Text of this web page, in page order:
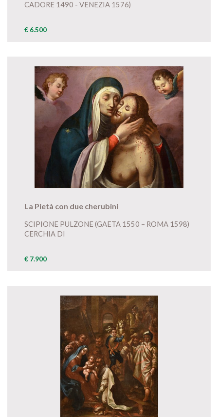
CADORE 1490 - VENEZIA 1576)
€ 6.500
La Pietà con due cherubini
SCIPIONE PULZONE (GAETA 1550 – ROMA 1598)
CERCHIA DI
€ 7.900